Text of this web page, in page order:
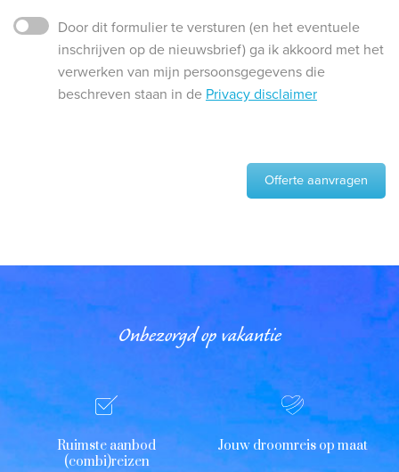
Door dit formulier te versturen (en het eventuele
inschrijven op de nieuwsbrief) ga ik akkoord met het
verwerken van mijn persoonsgegevens die
beschreven staan in de Privacy disclaimer
Offerte aanvragen
Onbezorgd op vakantie
Ruimste aanbod
(combi)reizen
Jouw droomreis op maat